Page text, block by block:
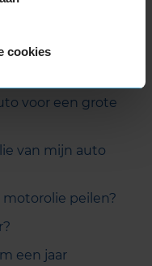
cookies
Ik rijd maar
voor een grote
van mijn auto
peilen?
een jaar